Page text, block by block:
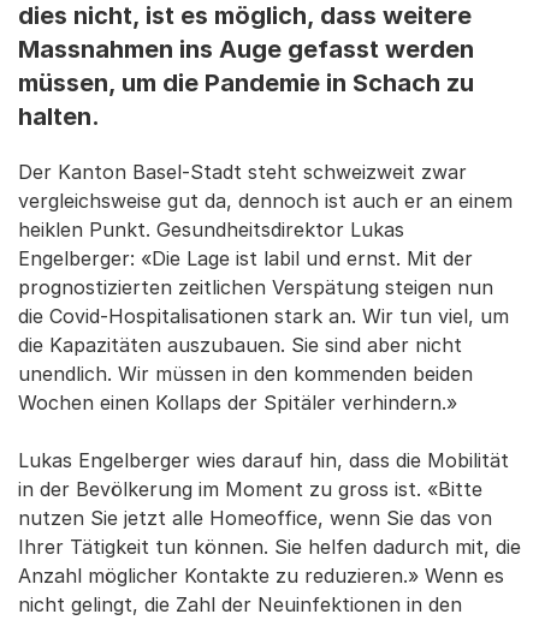
dies nicht, ist es möglich, dass weitere
Massnahmen ins Auge gefasst werden
müssen, um die Pandemie in Schach zu
halten.
Der Kanton Basel-Stadt steht schweizweit zwar
vergleichsweise gut da, dennoch ist auch er an einem
heiklen Punkt. Gesundheitsdirektor Lukas
Engelberger: «Die Lage ist labil und ernst. Mit der
prognostizierten zeitlichen Verspätung steigen nun
die Covid-Hospitalisationen stark an. Wir tun viel, um
die Kapazitäten auszubauen. Sie sind aber nicht
unendlich. Wir müssen in den kommenden beiden
Wochen einen Kollaps der Spitäler verhindern.»
Lukas Engelberger wies darauf hin, dass die Mobilität
in der Bevölkerung im Moment zu gross ist. «Bitte
nutzen Sie jetzt alle Homeoffice, wenn Sie das von
Ihrer Tätigkeit tun können. Sie helfen dadurch mit, die
Anzahl möglicher Kontakte zu reduzieren.» Wenn es
nicht gelingt, die Zahl der Neuinfektionen in den